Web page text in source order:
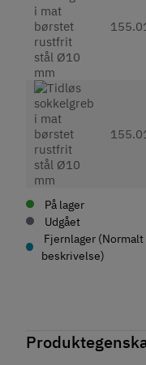
På lager
Udgået
Fjernlager
beskrivelse)